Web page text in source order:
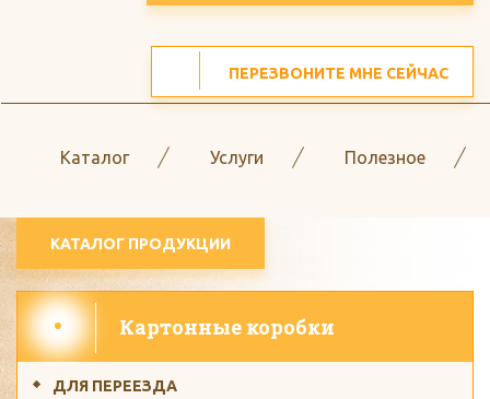
ПЕРЕЗВОНИТЕ МНЕ СЕЙЧАС
Каталог Услуги Полезное
КАТАЛОГ ПРОДУКЦИИ
Картонные коробки
ДЛЯ ПЕРЕЕЗДА